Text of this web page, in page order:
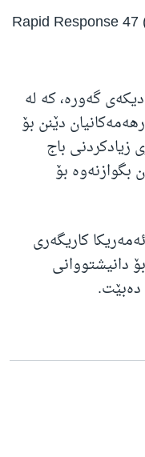
گەورە، کە لە
دێنن بۆ
زیادکردنی باج
بگوازنەوە بۆ
کاریگەری
دانیشتووانی
دەبێت.